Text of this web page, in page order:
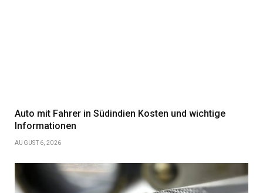
Auto mit Fahrer in Südindien Kosten und wichtige
Informationen
AUGUST 6, 2026